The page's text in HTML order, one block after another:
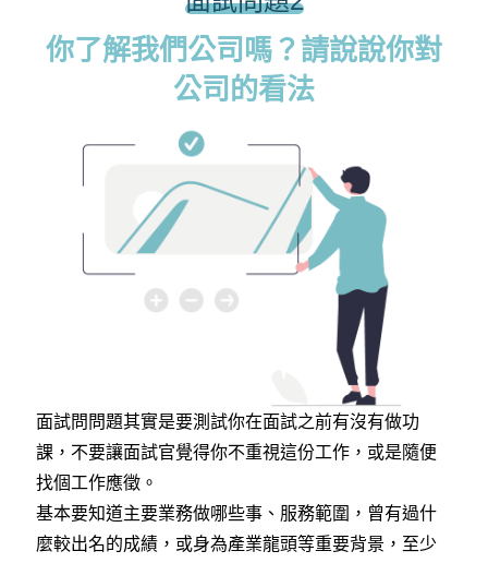
你了解我們公司嗎？請說說你對
公司的看法
面試問問題其實是要測試你在面試之前有沒有做功
課，不要讓面試官覺得你不重視這份工作，或是隨便
找個工作應徵。
基本要知道主要業務做哪些事、服務範圍，曾有過什
麼較出名的成績，或身為產業龍頭等重要背景，至少